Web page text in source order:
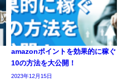
amazonポイントを効果的に稼ぐ
10の方法を大公開！
2023年12月15日